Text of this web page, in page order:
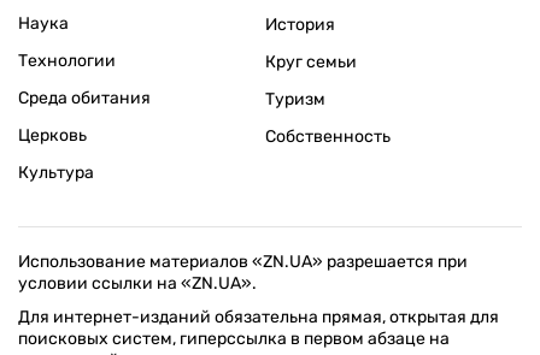
Наука
Технологии
Среда обитания
Церковь
Культура
История
Круг семьи
Туризм
Собственность
Использование материалов «ZN.UA» разрешается при
условии ссылки на «ZN.UA».
Для интернет-изданий обязательна прямая, открытая для
поисковых систем, гиперссылка в первом абзаце на